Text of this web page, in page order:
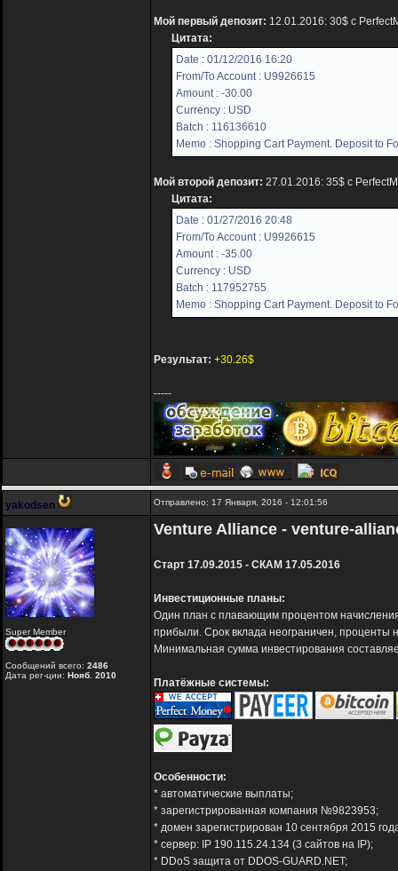
Мой первый депозит: 12.01.2016: 30$ с
Цитата:
Date : 01/12/2016 16:20
From/To Account : U9926615
Amount : -30.00
Currency : USD
Batch : 116136610
Memo : Shopping Cart Payment. Deposit to
Мой второй депозит: 27.01.2016: 35$ с
Цитата:
Date : 01/27/2016 20:48
From/To Account : U9926615
Amount : -35.00
Currency : USD
Batch : 117952755
Memo : Shopping Cart Payment. Deposit to
Результат: +30.26$
-----
yakodsen Отправлено: 17 Января, 2016 - 12:01:56
Super Member
Сообщений всего: 2486
Дата рег-ции: Нояб. 2010
Venture Alliance - venture-
Старт 17.09.2015 - СКАМ 17.05.2016
Инвестиционные планы:
Один план с плавающим процентом
прибыли. Срок вклада неограничен, проценты
Минимальная сумма инвестирования
Платёжные системы:
Особенности:
* автоматические выплаты;
* зарегистрированная компания №9823953;
* домен зарегистрирован 10 сентября 2015
* сервер: IP 190.115.24.134 (3 сайтов на IP);
* DDoS защита от DDOS-GUARD.NET;